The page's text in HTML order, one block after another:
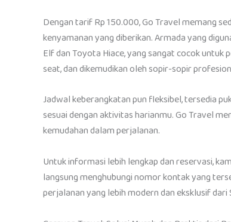
Dengan tarif Rp 150.000, Go Travel memang
kenyamanan yang diberikan. Armada yang
Elf dan Toyota Hiace, yang sangat cocok untuk
seat, dan dikemudikan oleh sopir-sopir
Jadwal keberangkatan pun fleksibel, tersedia
sesuai dengan aktivitas harianmu. Go Travel
kemudahan dalam perjalanan.
Untuk informasi lebih lengkap dan reservasi,
langsung menghubungi nomor kontak yang
perjalanan yang lebih modern dan eksklusif dari